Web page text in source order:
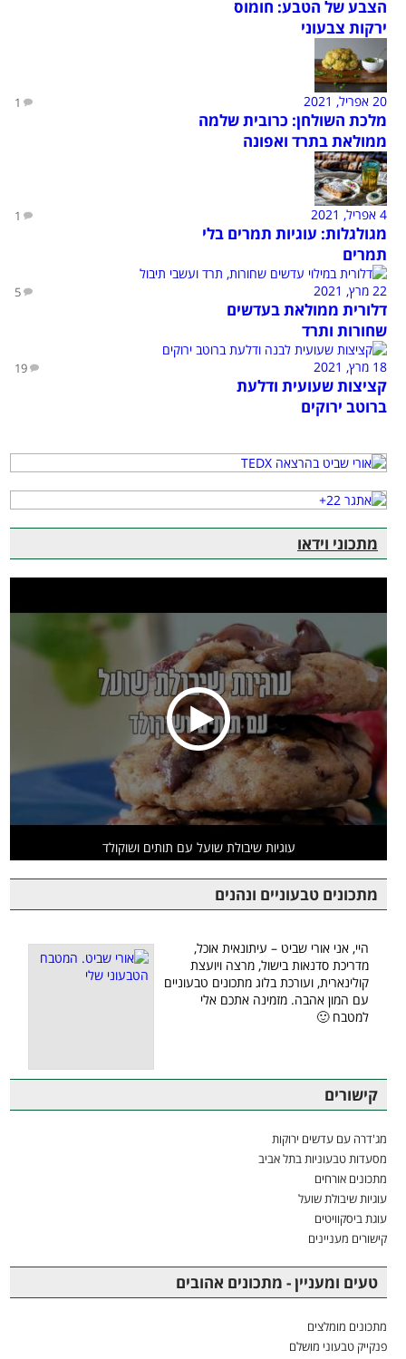
הצבע של הטבע: חומוס
ירקות צבעוני
20 אפריל, 2021 1
מלכת השולחן: כרובית שלמה
ממולאת בתרד ואפונה
4 אפריל, 2021 1
מגולגלות: עוגיות תמרים בלי
תמרים
22 מרץ, 2021 5
דלורית ממולאת בעדשים
שחורות ותרד
18 מרץ, 2021 19
קציצות שעועית ודלעת
ברוטב ירוקים
מתכוני וידאו
עוגיות שיבולת שועל עם תותים ושוקולד
מתכונים טבעוניים ונהנים
היי, אני אורי שביט – עיתונאית אוכל,
מדריכת סדנאות בישול, מרצה ויועצת
קולינארית, ועורכת בלוג מתכונים טבעוניים
עם המון אהבה. מזמינה אתכם אלי
למטבח 🙂
קישורים
מג'דרה עם עדשים ירוקות
מסעדות טבעוניות בתל אביב
מתכונים אורחים
עוגיות שיבולת שועל
עוגת ביסקוויטים
קישורים מעניינים
טעים ומעניין - מתכונים אהובים
מתכונים מומלצים
פנקייק טבעוני מושלם